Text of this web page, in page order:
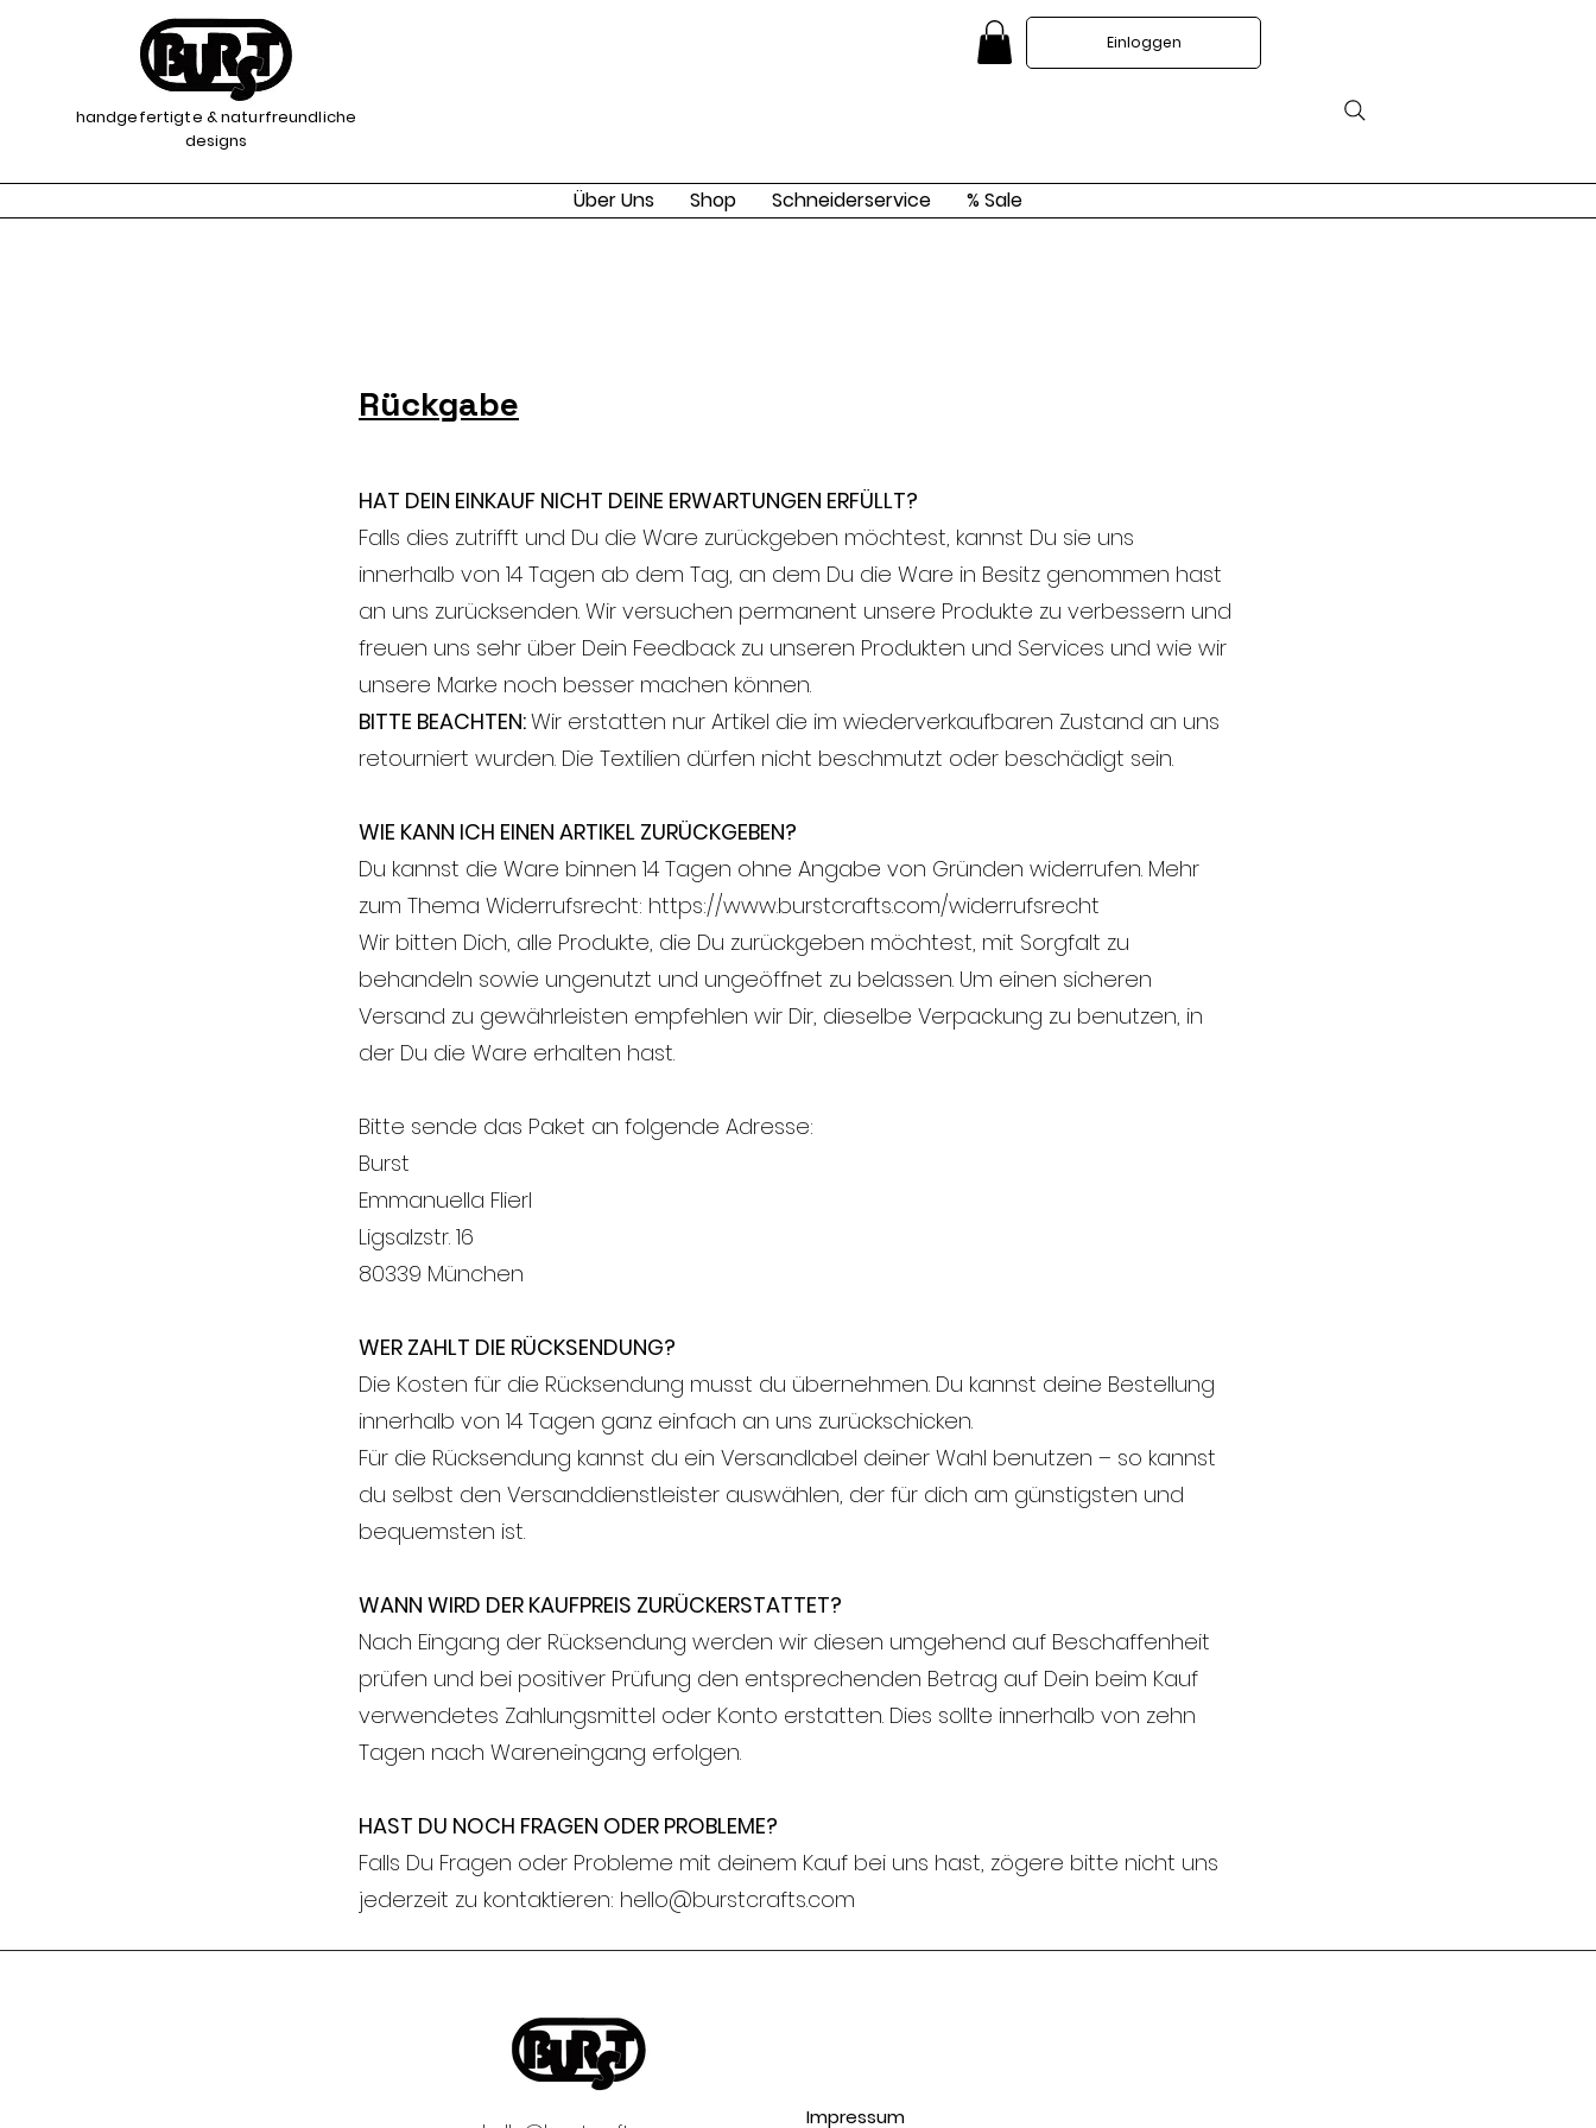
handgefertigte & naturfreundliche
designs
Einloggen
Über Uns Shop Schneiderservice % Sale
Rückgabe
HAT DEIN EINKAUF NICHT DEINE ERWARTUNGEN ERFÜLLT?
Falls dies zutrifft und Du die Ware zurückgeben möchtest, kannst Du sie uns
innerhalb von 14 Tagen ab dem Tag, an dem Du die Ware in Besitz genommen hast
an uns zurücksenden. Wir versuchen permanent unsere Produkte zu verbessern und
freuen uns sehr über Dein Feedback zu unseren Produkten und Services und wie wir
unsere Marke noch besser machen können.
BITTE BEACHTEN:Wir erstatten nur Artikel die im wiederverkaufbaren Zustand an uns
retourniert wurden. Die Textilien dürfen nicht beschmutzt oder beschädigt sein.
WIE KANN ICH EINEN ARTIKEL ZURÜCKGEBEN?
Du kannst die Ware binnen 14 Tagen ohne Angabe von Gründen widerrufen. Mehr
zum Thema Widerrufsrecht: https://www.burstcrafts.com/widerrufsrecht
Wir bitten Dich, alle Produkte, die Du zurückgeben möchtest, mit Sorgfalt zu
behandeln sowie ungenutzt und ungeöffnet zu belassen. Um einen sicheren
Versand zu gewährleisten empfehlen wir Dir, dieselbe Verpackung zu benutzen, in
der Du die Ware erhalten hast.
Bitte sende das Paket an folgende Adresse:
Burst
Emmanuella Flierl
Ligsalzstr. 16
80339 München
WER ZAHLT DIE RÜCKSENDUNG?
Die Kosten für die Rücksendung musst du übernehmen. Du kannst deine Bestellung
innerhalb von 14 Tagen ganz einfach an uns zurückschicken.
Für die Rücksendung kannst du ein Versandlabel deiner Wahl benutzen – so kannst
du selbst den Versanddienstleister auswählen, der für dich am günstigsten und
bequemsten ist.
WANN WIRD DER KAUFPREIS ZURÜCKERSTATTET?
Nach Eingang der Rücksendung werden wir diesen umgehend auf Beschaffenheit
prüfen und bei positiver Prüfung den entsprechenden Betrag auf Dein beim Kauf
verwendetes Zahlungsmittel oder Konto erstatten. Dies sollte innerhalb von zehn
Tagen nach Wareneingang erfolgen.
HAST DU NOCH FRAGEN ODER PROBLEME?
Falls Du Fragen oder Probleme mit deinem Kauf bei uns hast, zögere bitte nicht uns
jederzeit zu kontaktieren: hello@burstcrafts.com
Impressum